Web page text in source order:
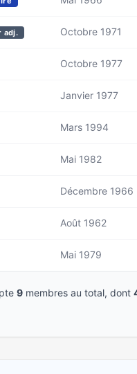
adj. Octobre 1971
Octobre 1977
Janvier 1977
Mars 1994
Mai 1982
Décembre 1966
Août 1962
Mai 1979
9 membres au total, dont